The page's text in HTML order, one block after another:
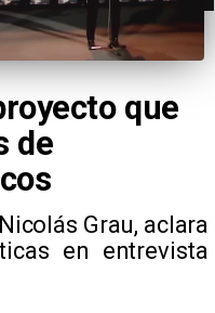
que
de
Grau, aclara
en entrevista